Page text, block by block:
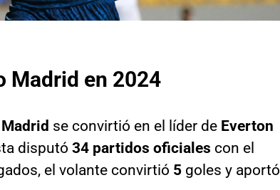
Madrid en 2024
se convirtió en el líder de Everton
disputó 34 partidos oficiales con el
el volante convirtió 5 goles y aportó